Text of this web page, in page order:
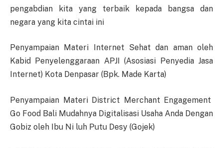
pengabdian kita yang terbaik kepada bangsa dan
negara yang kita cintai ini
Penyampaian Materi Internet Sehat dan aman oleh
Kabid Penyelenggaraan APJI (Asosiasi Penyedia Jasa
Internet) Kota Denpasar (Bpk. Made Karta)
Penyampaian Materi District Merchant Engagement
Go Food Bali Mudahnya Digitalisasi Usaha Anda Dengan
Gobiz oleh Ibu Ni luh Putu Desy (Gojek)